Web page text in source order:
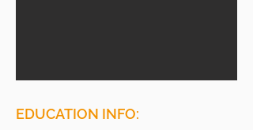
EDUCATION INFO: